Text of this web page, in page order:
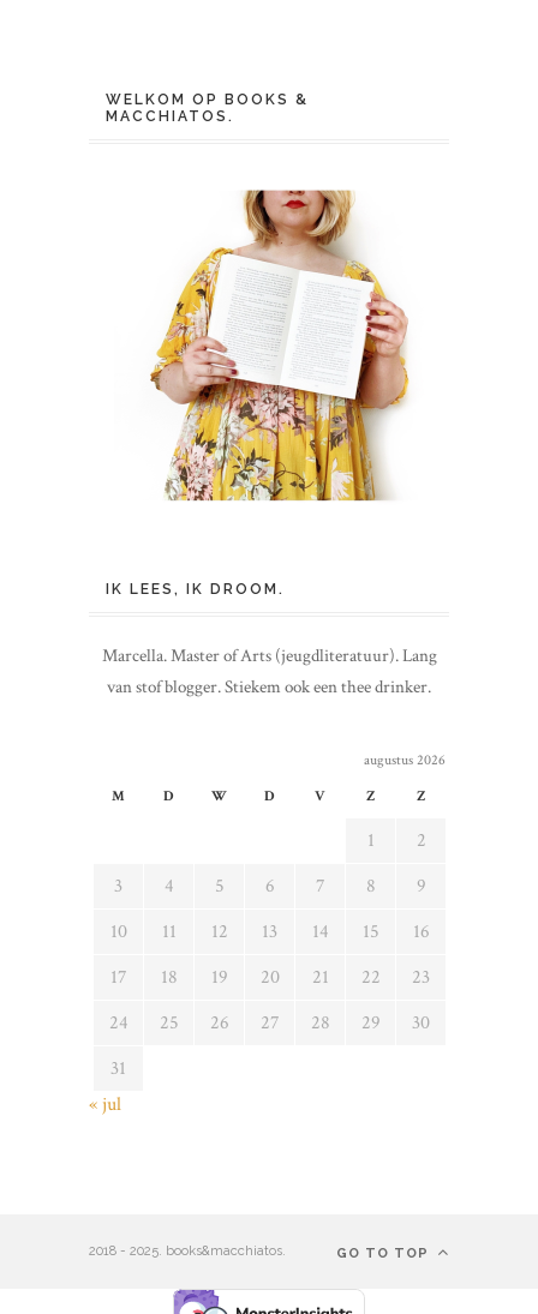
WELKOM OP BOOKS &
MACCHIATOS.
IK LEES, IK DROOM.
Marcella. Master of Arts (jeugdliteratuur). Lang
van stof blogger. Stiekem ook een thee drinker.
augustus 2026
M
D W D V Z Z
1
2
3
4 5 6 7 8
9
10
11 12 13 14 15
16
17
18 19 20 21 22
23
24
25 26 27 28 29
30
31
« jul
2018 - 2025. books&macchiatos. GO TO TOP